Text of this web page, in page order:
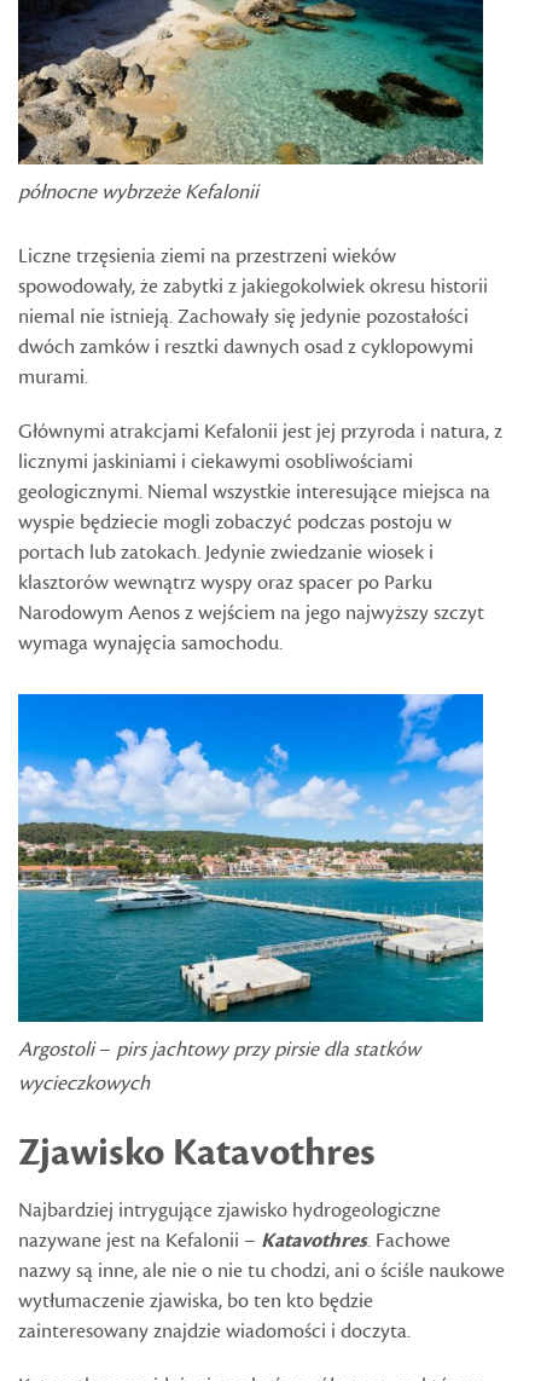
północne wybrzeże Kefalonii
Liczne trzęsienia ziemi na przestrzeni wieków
spowodowały, że zabytki z jakiegokolwiek okresu historii
niemal nie istnieją. Zachowały się jedynie pozostałości
dwóch zamków i resztki dawnych osad z cyklopowymi
murami.
Głównymi atrakcjami Kefalonii jest jej przyroda i natura, z
licznymi jaskiniami i ciekawymi osobliwościami
geologicznymi. Niemal wszystkie interesujące miejsca na
wyspie będziecie mogli zobaczyć podczas postoju w
portach lub zatokach. Jedynie zwiedzanie wiosek i
klasztorów wewnątrz wyspy oraz spacer po Parku
Narodowym Aenos z wejściem na jego najwyższy szczyt
wymaga wynajęcia samochodu.
Argostoli– pirs jachtowy przy pirsie dla statków
wycieczkowych
Zjawisko Katavothres
Najbardziej intrygujące zjawisko hydrogeologiczne
nazywane jest na Kefalonii – Katavothres. Fachowe
nazwy są inne, ale nie o nie tu chodzi, ani o ściśle naukowe
wytłumaczenie zjawiska, bo ten kto będzie
zainteresowany znajdzie wiadomości i doczyta.